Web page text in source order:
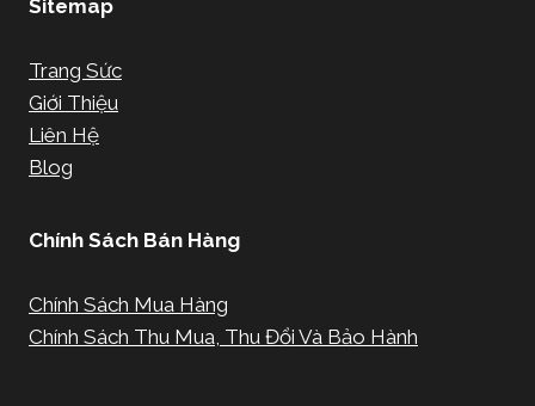
Sitemap
Trang Sức
Giới Thiệu
Liên Hệ
Blog
Chính Sách Bán Hàng
Chính Sách Mua Hàng
Chính Sách Thu Mua, Thu Đổi Và Bảo Hành